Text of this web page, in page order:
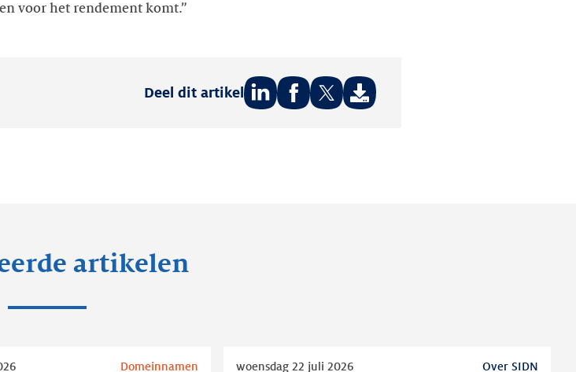
voor het rendement komt.”
Deel dit artikel
artikelen
Domeinnamen woensdag 22 juli 2026 Over SIDN